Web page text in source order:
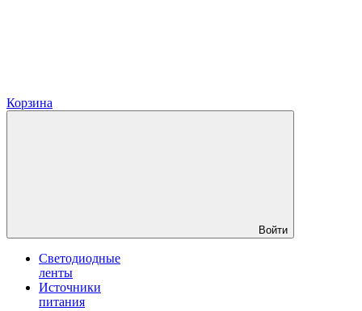
Корзина
Войти
Светодиодные
ленты
Источники
питания